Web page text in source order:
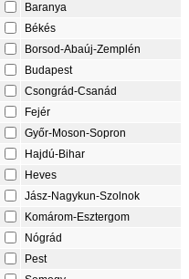
Baranya
Békés
Borsod-Abaúj-Zemplén
Budapest
Csongrád-Csanád
Fejér
Győr-Moson-Sopron
Hajdú-Bihar
Heves
Jász-Nagykun-Szolnok
Komárom-Esztergom
Nógrád
Pest